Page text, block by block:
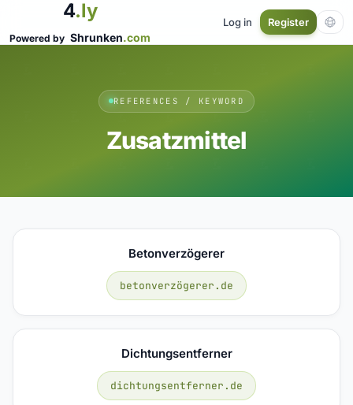
4.ly
Powered by Shrunken.com
Log in Register
REFERENCES / KEYWORD
Zusatzmittel
Betonverzögerer
betonverzögerer.de
Dichtungsentferner
dichtungsentferner.de